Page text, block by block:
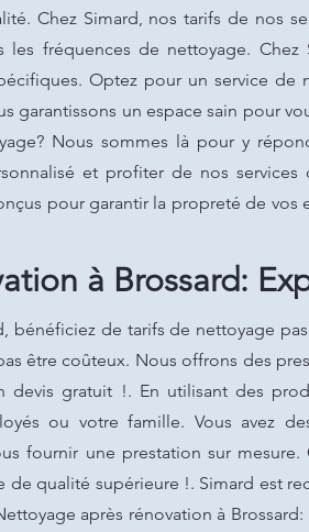
Chez Simard, nos tarifs de nos
fréquences de nettoyage. Chez
Optez pour un service de
un espace sain pour
Nous sommes là pour y
et profiter de nos
pour garantir la propreté de vos
à Brossard:
bénéficiez de tarifs de nettoyage
être coûteux. Nous offrons des
devis gratuit !. En utilisant des
ou votre famille. Vous avez
fournir une prestation sur
qualité supérieure !. Simard est
après rénovation à